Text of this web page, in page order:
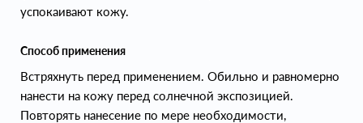
успокаивают кожу.
Способ применения
Встряхнуть перед применением. Обильно и равномерно
нанести на кожу перед солнечной экспозицией.
Повторять нанесение по мере необходимости,